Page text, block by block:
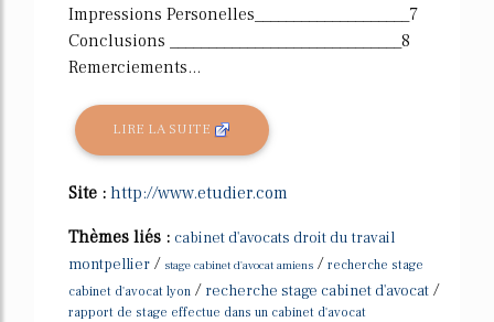
Impressions Personelles____________________7
Conclusions ______________________________8
Remerciements...
LIRE LA SUITE
Site : http://www.etudier.com
Thèmes liés : cabinet d'avocats droit du travail
montpellier / stage cabinet d'avocat amiens / recherche stage
cabinet d'avocat lyon / recherche stage cabinet d'avocat /
rapport de stage effectue dans un cabinet d'avocat